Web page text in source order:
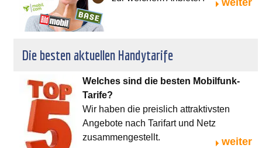
weiter
Die besten aktuellen Handytarife
Welches sind die besten Mobilfunk-
Tarife?
Wir haben die preislich attraktivsten
Angebote nach Tarifart und Netz
zusammengestellt.
weiter